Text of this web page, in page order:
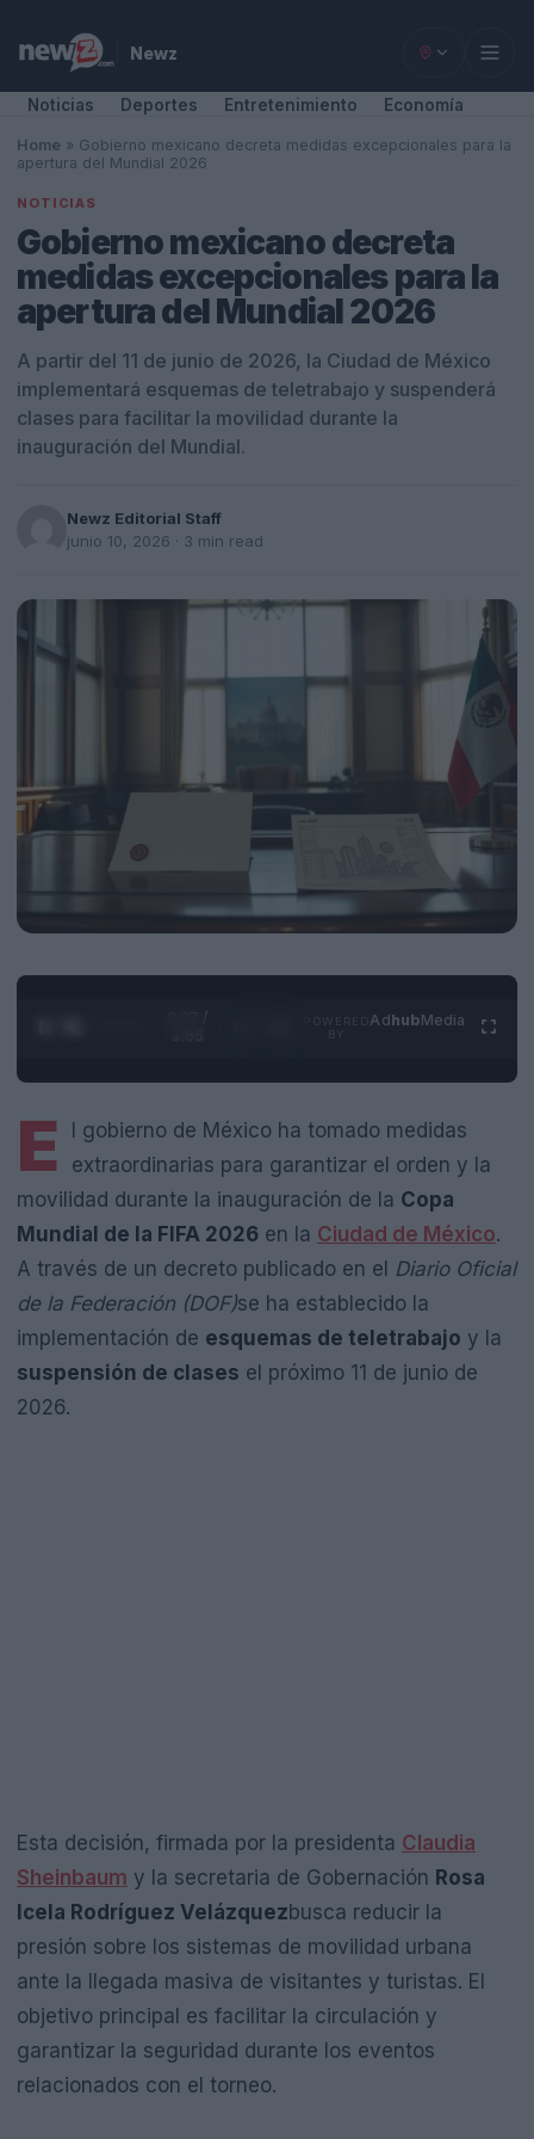
Newz
Noticias Deportes Entretenimiento Economía
Home » Gobierno mexicano decreta medidas excepcionales para la
apertura del Mundial 2026
NOTICIAS
Gobierno mexicano decreta
medidas excepcionales para la
apertura del Mundial 2026
A partir del 11 de junio de 2026, la Ciudad de México
implementará esquemas de teletrabajo y suspenderá
clases para facilitar la movilidad durante la
inauguración del Mundial.
Newz Editorial Staff
junio 10, 2026 · 3 min read
0:28 /
AdhubMedia
E
l gobierno de México ha tomado medidas
extraordinarias para garantizar el orden y la
movilidad durante la inauguración de la Copa
Mundial de la FIFA 2026 en la Ciudad de México.
A través de un decreto publicado en el Diario Oficial
de la Federación (DOF)se ha establecido la
implementación de esquemas de teletrabajo y la
suspensión de clases el próximo 11 de junio de
2026.
Esta decisión, firmada por la presidenta Claudia
Sheinbaum y la secretaria de Gobernación Rosa
Icela Rodríguez Velázquezbusca reducir la
presión sobre los sistemas de movilidad urbana
ante la llegada masiva de visitantes y turistas. El
objetivo principal es facilitar la circulación y
garantizar la seguridad durante los eventos
relacionados con el torneo.